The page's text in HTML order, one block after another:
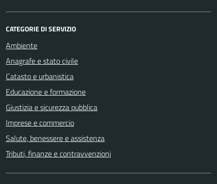
CATEGORIE DI SERVIZIO
Ambiente
Anagrafe e stato civile
Catasto e urbanistica
Educazione e formazione
Giustizia e sicurezza pubblica
Imprese e commercio
Salute, benessere e assistenza
Tributi, finanze e contravvenzioni